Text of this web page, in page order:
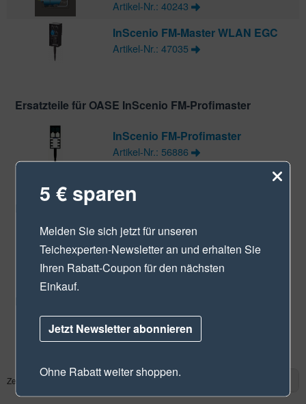
Artikel-Nr.: 40243
InScenio FM-Master WLAN EGC
Artikel-Nr.: 47035
Ersatzteile für OASE InScenio FM-Profimaster
InScenio FM-Profimaster
Artikel-Nr.: 56886
Ersatzteile für OASE ProfiClear Guard
ProfiClear Guard
Artikel-Nr.: 50951
SolarSafe 41
Artikel-Nr.: 56896
Zeige Artikeln)
5 € sparen
Melden Sie sich jetzt für unseren
Teichexperten-Newsletteran und erhalten Sie
Ihren Rabatt-Coupon für den nächsten
Einkauf.
Jetzt Newsletter abonnieren
Ohne Rabatt weiter shoppen.